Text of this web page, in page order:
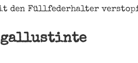
den Füllfederhalter